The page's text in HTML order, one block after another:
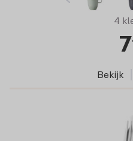
4
7
Bekijk